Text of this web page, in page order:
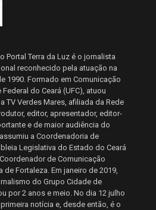
Portal Terra da Luz é o jornalista
reconhecido pela atuação na
1990. Formado em Comunicação
do Ceará (UFC), atuou
TV Verdes Mares, afiliada da Rede
editor, apresentador, editor-
e de maior audiência do
assumiu a Coordenadoria de
Legislativa do Estado do Ceará
de Comunicação
Fortaleza. Em janeiro de 2019,
do Grupo Cidade de
por 2 anos e meio. No dia 12 julho
notícia e, desde então, é o